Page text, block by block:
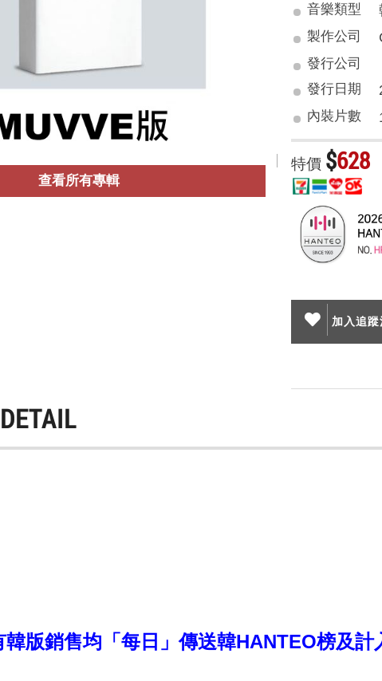
查看所有專輯
音樂類型
製作公司
發行公司
發行日期
內裝片數
特價 $628
加入追
DETAIL
版銷售均「每日」傳送韓HANTEO榜及